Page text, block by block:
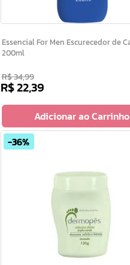
Essencial For Men Escurecedor de Cabelos
200ml
R$34,99
R$22,39
Adicionar ao Carrinho
36%